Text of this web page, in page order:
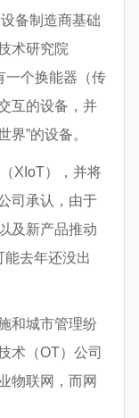
备制造商基础
术研究院
一个换能器（传
互的设备，并
”的设备。
XIoT），并将
司承认，由于
及新产品推动
能去年还没出
和城市管理纷
术（OT）公司
物联网，而网